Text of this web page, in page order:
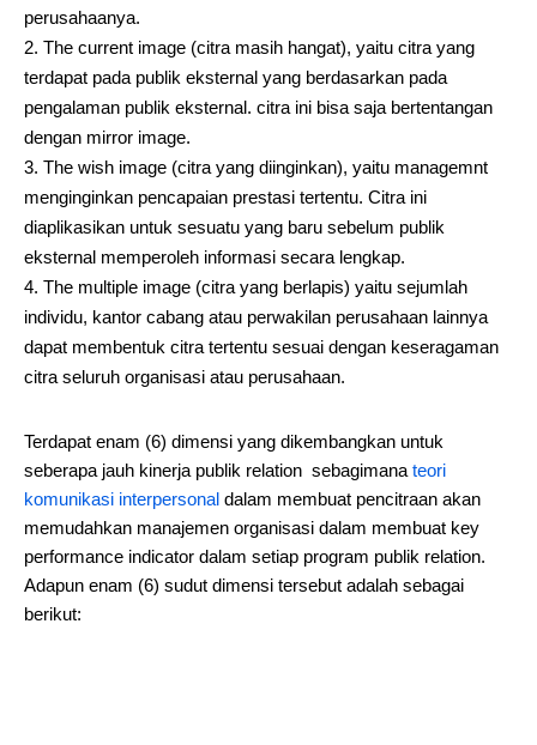
perusahaanya.
The current image (citra masih hangat), yaitu citra yang
terdapat pada publik eksternal yang berdasarkan pada
pengalaman publik eksternal. citra ini bisa saja bertentangan
dengan mirror image.
The wish image (citra yang diinginkan), yaitu managemnt
menginginkan pencapaian prestasi tertentu. Citra ini
diaplikasikan untuk sesuatu yang baru sebelum publik
eksternal memperoleh informasi secara lengkap.
The multiple image (citra yang berlapis) yaitu sejumlah
individu, kantor cabang atau perwakilan perusahaan lainnya
dapat membentuk citra tertentu sesuai dengan keseragaman
citra seluruh organisasi atau perusahaan.
Terdapat enam (6) dimensi yang dikembangkan untuk
seberapa jauh kinerja publik relation sebagimana teori
komunikasi interpersonal dalam membuat pencitraan akan
memudahkan manajemen organisasi dalam membuat key
performance indicator dalam setiap program publik relation.
Adapun enam (6) sudut dimensi tersebut adalah sebagai
berikut: